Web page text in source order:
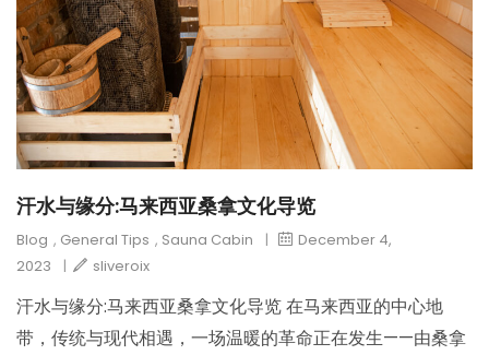
汗水与缘分:马来西亚桑拿文化导览
Blog , General Tips , Sauna Cabin |
December 4,
2023
| sliveroix
汗水与缘分:马来西亚桑拿文化导览 在马来西亚的中心地
带，传统与现代相遇，一场温暖的革命正在发生——由桑拿